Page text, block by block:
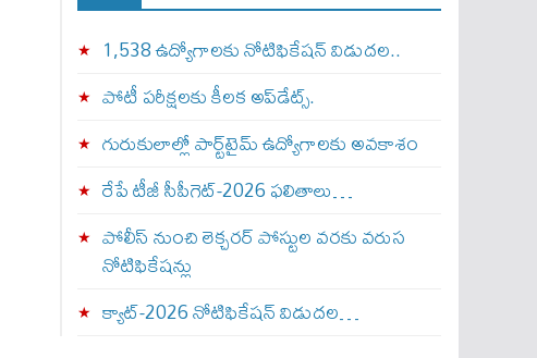
1,538 ఉద్యోగాలకు నోటిఫికేషన్ విడుదల..
పోటీ పరీక్షలకు కీలక అప్‌డేట్స్.
గురుకులాల్లో పార్ట్‌టైమ్ ఉద్యోగాలకు అవకాశం
రేపే టీజీ సీపీగెట్‌-2026 ఫలితాలు…
పోలీస్ నుంచి లెక్చరర్ పోస్టుల వరకు వరుస
నోటిఫికేషన్లు
క్యాట్-2026 నోటిఫికేషన్ విడుదల…